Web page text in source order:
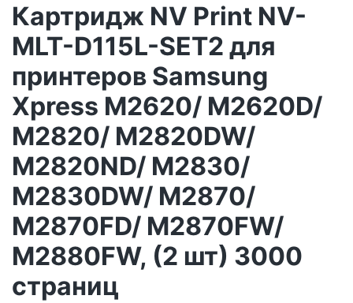
Картридж NV Print NV-
MLT-D115L-SET2 для
принтеров Samsung
Xpress M2620/ M2620D/
M2820/ M2820DW/
M2820ND/ M2830/
M2830DW/ M2870/
M2870FD/ M2870FW/
M2880FW, (2 шт) 3000
страниц